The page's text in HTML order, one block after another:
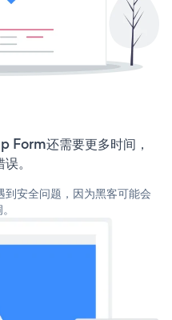
Form还需要更多时间，
。
安全问题，因为黑客可能会